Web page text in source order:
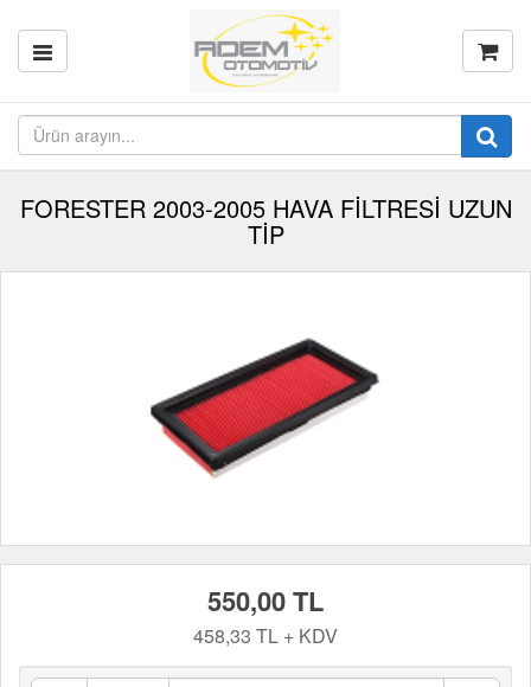
FORESTER 2003-2005 HAVA FİLTRESİ UZUN
TİP
550,00 TL
458,33 TL + KDV